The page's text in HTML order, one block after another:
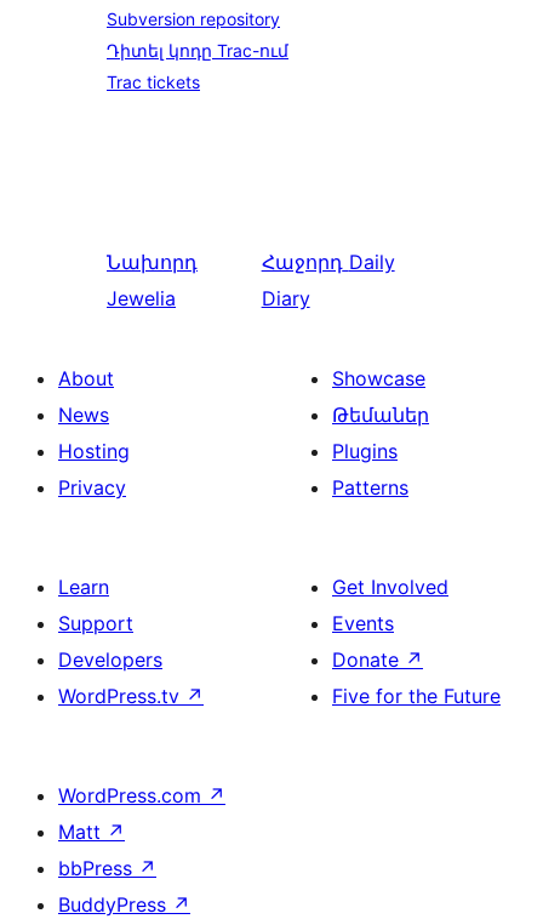
Subversion repository
Դիտել կոդը Trac-ում
Trac tickets
Նախորդ
Jewelia
Հաջորդ Daily
Diary
About
News
Hosting
Privacy
Showcase
Թեմաներ
Plugins
Patterns
Learn
Support
Developers
WordPress.tv ↗
Get Involved
Events
Donate ↗
Five for the Future
WordPress.com ↗
Matt ↗
bbPress ↗
BuddyPress ↗